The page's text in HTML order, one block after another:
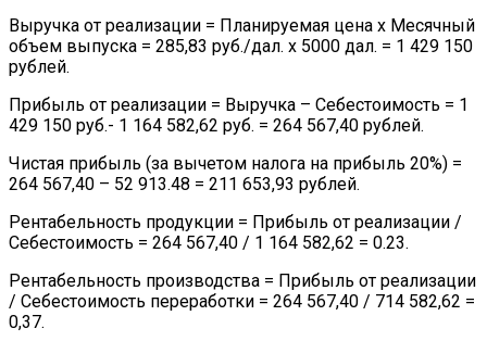
Выручка от реализации = Планируемая цена х Месячный
объем выпуска = 285,83 руб./дал. х 5000 дал. = 1 429 150
рублей.
Прибыль от реализации = Выручка – Себестоимость = 1
429 150 руб.- 1 164 582,62 руб. = 264 567,40 рублей.
Чистая прибыль (за вычетом налога на прибыль 20%) =
264 567,40 – 52 913.48 = 211 653,93 рублей.
Рентабельность продукции = Прибыль от реализации /
Себестоимость = 264 567,40 / 1 164 582,62 = 0.23.
Рентабельность производства = Прибыль от реализации
/ Себестоимость переработки = 264 567,40 / 714 582,62 =
0,37.